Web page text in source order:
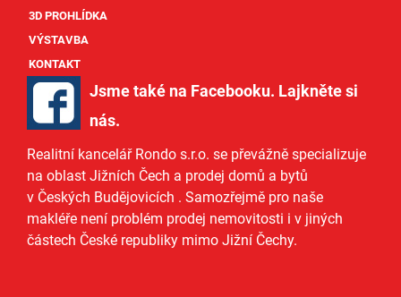
3D PROHLÍDKA
VÝSTAVBA
KONTAKT
Jsme také na Facebooku. Lajkněte si
nás.
Realitní kancelář Rondo s.r.o. se převážně specializuje
na oblast Jižních Čech a prodej domů a bytů
v Českých Budějovicích . Samozřejmě pro naše
makléře není problém prodej nemovitosti i v jiných
částech České republiky mimo Jižní Čechy.